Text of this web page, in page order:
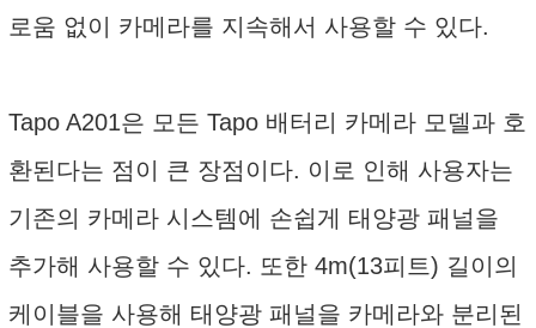
로움 없이 카메라를 지속해서 사용할 수 있다.
Tapo A201은 모든 Tapo 배터리 카메라 모델과 호
환된다는 점이 큰 장점이다. 이로 인해 사용자는
기존의 카메라 시스템에 손쉽게 태양광 패널을
추가해 사용할 수 있다. 또한 4m(13피트) 길이의
케이블을 사용해 태양광 패널을 카메라와 분리된